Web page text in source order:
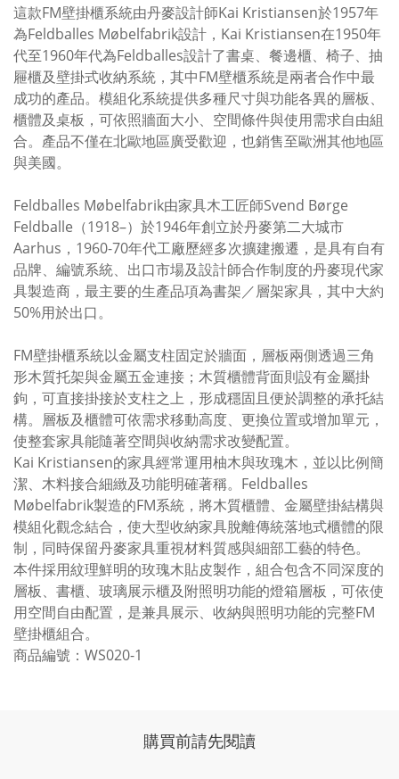
這款FM壁掛櫃系統由丹麥設計師Kai Kristiansen於1957年
為Feldballes Møbelfabrik設計，Kai Kristiansen在1950年
代至1960年代為Feldballes設計了書桌、餐邊櫃、椅子、抽
屜櫃及壁掛式收納系統，其中FM壁櫃系統是兩者合作中最
成功的產品。模組化系統提供多種尺寸與功能各異的層板、
櫃體及桌板，可依照牆面大小、空間條件與使用需求自由組
合。產品不僅在北歐地區廣受歡迎，也銷售至歐洲其他地區
與美國。
Feldballes Møbelfabrik由家具木工匠師Svend Børge
Feldballe（1918–）於1946年創立於丹麥第二大城市
Aarhus，1960-70年代工廠歷經多次擴建搬遷，是具有自有
品牌、編號系統、出口市場及設計師合作制度的丹麥現代家
具製造商，最主要的生產品項為書架／層架家具，其中大約
50%用於出口。
FM壁掛櫃系統以金屬支柱固定於牆面，層板兩側透過三角
形木質托架與金屬五金連接；木質櫃體背面則設有金屬掛
鉤，可直接掛接於支柱之上，形成穩固且便於調整的承托結
構。層板及櫃體可依需求移動高度、更換位置或增加單元，
使整套家具能隨著空間與收納需求改變配置。
Kai Kristiansen的家具經常運用柚木與玫瑰木，並以比例簡
潔、木料接合細緻及功能明確著稱。Feldballes
Møbelfabrik製造的FM系統，將木質櫃體、金屬壁掛結構與
模組化觀念結合，使大型收納家具脫離傳統落地式櫃體的限
制，同時保留丹麥家具重視材料質感與細部工藝的特色。
本件採用紋理鮮明的玫瑰木貼皮製作，組合包含不同深度的
層板、書櫃、玻璃展示櫃及附照明功能的燈箱層板，可依使
用空間自由配置，是兼具展示、收納與照明功能的完整FM
壁掛櫃組合。
商品編號：WS020-1
購買前請先閱讀